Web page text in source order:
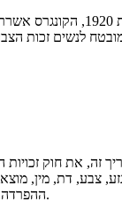
לנשים זכות
זה, את חוק זכויות
צבע, דת, מין,
ההפרדה של בתי ספר, ועשה אפליה בהעסקה לא חוקית.